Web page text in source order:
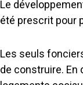
Le
été prescrit pour
Les seuls
de construire. En